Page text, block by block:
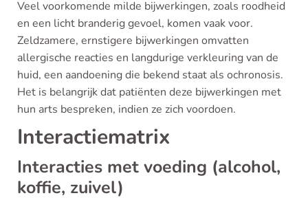
Veel voorkomende milde bijwerkingen, zoals roodheid
en een licht branderig gevoel, komen vaak voor.
Zeldzamere, ernstigere bijwerkingen omvatten
allergische reacties en langdurige verkleuring van de
huid, een aandoening die bekend staat als ochronosis.
Het is belangrijk dat patiënten deze bijwerkingen met
hun arts bespreken, indien ze zich voordoen.
Interactiematrix
Interacties met voeding (alcohol,
koffie, zuivel)